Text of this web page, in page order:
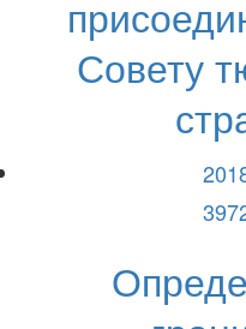
Совету